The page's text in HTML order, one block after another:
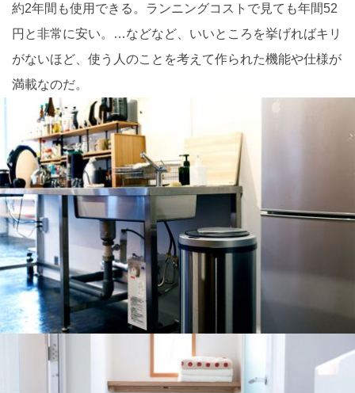
約2年間も使用できる。ランニングコストで見ても年間52
円と非常に安い。…などなど、いいところを挙げればキリ
がないほど、使う人のことを考えて作られた機能や仕様が
満載なのだ。